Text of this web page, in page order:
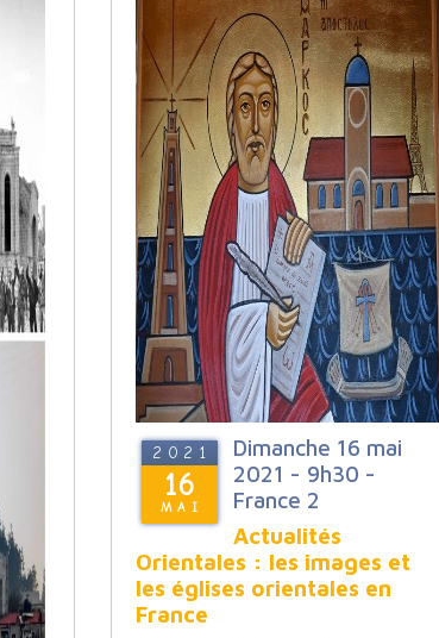
2021
16
MAI
Dimanche 16 mai
2021 - 9h30 -
France 2
Actualités
Orientales : les images et
les églises orientales en
France